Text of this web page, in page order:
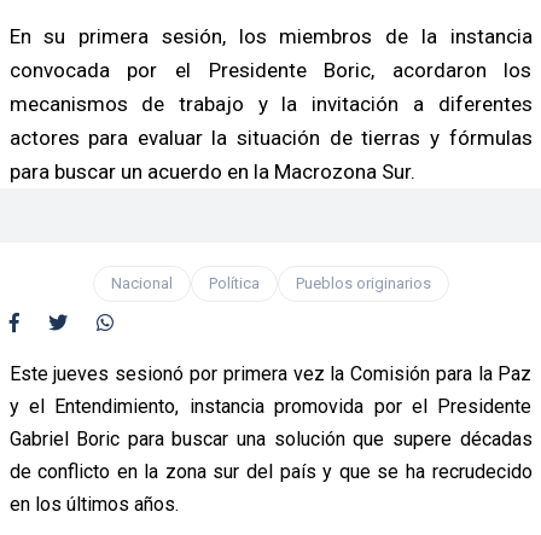
En su primera sesión, los miembros de la instancia
convocada por el Presidente Boric, acordaron los
mecanismos de trabajo y la invitación a diferentes
actores para evaluar la situación de tierras y fórmulas
para buscar un acuerdo en la Macrozona Sur.
Nacional Política Pueblos originarios
Este jueves sesionó por primera vez la Comisión para la Paz
y el Entendimiento, instancia promovida por el Presidente
Gabriel Boric para buscar una solución que supere décadas
de conflicto en la zona sur del país y que se ha recrudecido
en los últimos años.